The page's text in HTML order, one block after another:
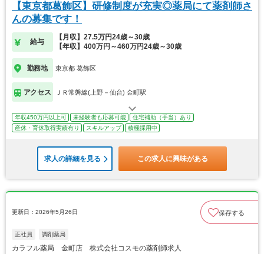
【東京都葛飾区】研修制度が充実◎薬局にて薬剤師さ
んの募集です！
給与
【月収】27.5万円24歳～30歳
【年収】400万円～460万円24歳～30歳
勤務地 東京都 葛飾区
アクセス ＪＲ常磐線(上野－仙台) 金町駅
年収450万円以上可 未経験者も応募可能
住宅補助（手当）あり
産休・育休取得実績有り
スキルアップ 積極採用中
求人の詳細を見る この求人に興味がある
更新日：2026年5月26日 保存する
正社員 調剤薬局
カラフル薬局 金町店 株式会社コスモの薬剤師求人